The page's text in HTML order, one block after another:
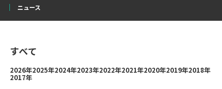
ニュース
すべて
2026年2025年2024年2023年2022年2021年2020年2019年2018年
2017年